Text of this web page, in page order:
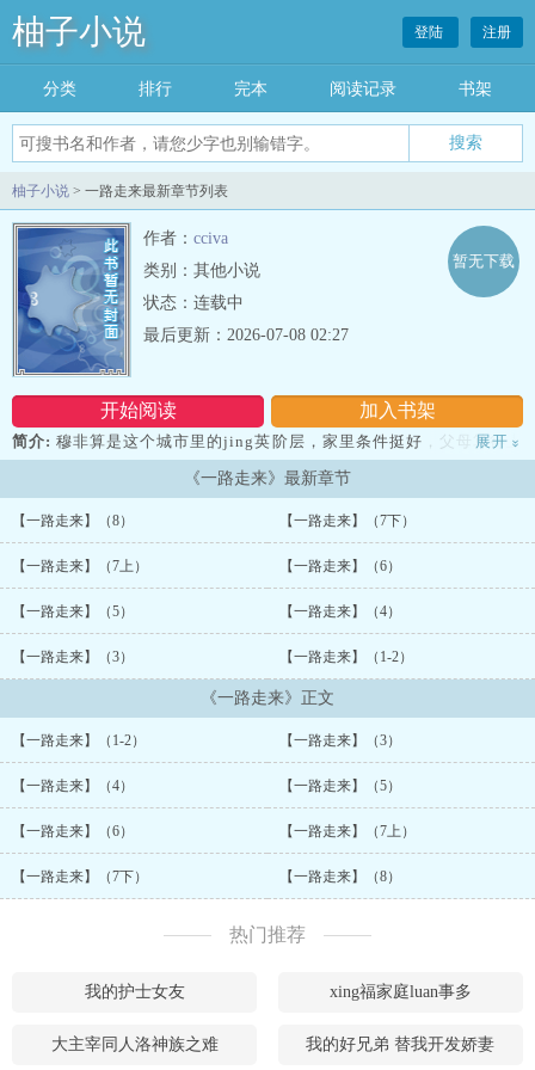
柚子小说 登陆 注册
分类 排行 完本 阅读记录 书架
柚子小说 > 一路走来最新章节列表
作者： cciva
类别：其他小说
状态：连载中
开始阅读 加入书架
暂无下载
最后更新：2026-07-08 02:27
简介: 穆非算是这个城市里的jing英阶层，家里条件挺好，父母算得上
是知识分子，母亲是教师，父亲算是个儒商，做点文玩字画的生意，
他自己是个和医院打交道的大业务。...
展开 »
《一路走来》最新章节
【一路走来】（8） 【一路走来】（7下）
【一路走来】（7上） 【一路走来】（6）
【一路走来】（5） 【一路走来】（4）
【一路走来】（3） 【一路走来】（1-2）
《一路走来》正文
【一路走来】（1-2） 【一路走来】（3）
【一路走来】（4） 【一路走来】（5）
【一路走来】（6） 【一路走来】（7上）
【一路走来】（7下） 【一路走来】（8）
热门推荐
我的护士女友 xing福家庭luan事多
大主宰同人洛神族之难 我的好兄弟 替我开发娇妻